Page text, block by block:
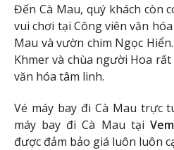
Đến Cà Mau, quý khách còn
vui chơi tại Công viên văn
Mau và vườn chim Ngọc
Khmer và chùa người Hoa
văn hóa tâm linh.
Vé máy bay đi Cà Mau trực
máy bay đi Cà Mau tại
được đảm bảo giá luôn luôn